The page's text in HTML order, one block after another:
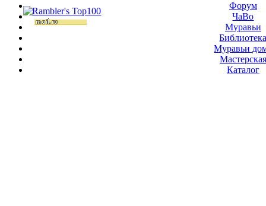
Форум
ЧаВо
Муравьи
Муравьи
Мастерская
Каталог